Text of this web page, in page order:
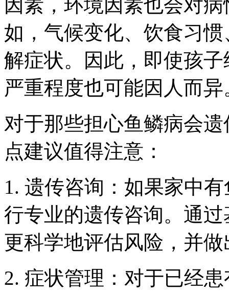
因素，环境因素也会对
如，气候变化、饮食习
解症状。因此，即使孩
严重程度也可能因人而异
对于那些担心鱼鳞病会
点建议值得注意：
1. 遗传咨询：如果家中
行专业的遗传咨询。通
更科学地评估风险，并
2. 症状管理：对于已经